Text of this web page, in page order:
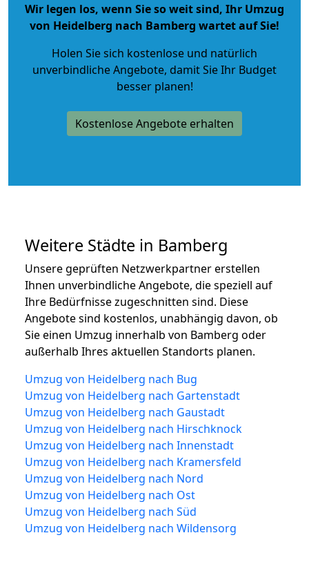
Wir legen los, wenn Sie so weit sind, Ihr Umzug
von Heidelberg nach Bamberg wartet auf Sie!
Holen Sie sich kostenlose und natürlich
unverbindliche Angebote, damit Sie Ihr Budget
besser planen!
Kostenlose Angebote erhalten
Weitere Städte in Bamberg
Unsere geprüften Netzwerkpartner erstellen
Ihnen unverbindliche Angebote, die speziell auf
Ihre Bedürfnisse zugeschnitten sind. Diese
Angebote sind kostenlos, unabhängig davon, ob
Sie einen Umzug innerhalb von Bamberg oder
außerhalb Ihres aktuellen Standorts planen.
Umzug von Heidelberg nach Bug
Umzug von Heidelberg nach Gartenstadt
Umzug von Heidelberg nach Gaustadt
Umzug von Heidelberg nach Hirschknock
Umzug von Heidelberg nach Innenstadt
Umzug von Heidelberg nach Kramersfeld
Umzug von Heidelberg nach Nord
Umzug von Heidelberg nach Ost
Umzug von Heidelberg nach Süd
Umzug von Heidelberg nach Wildensorg